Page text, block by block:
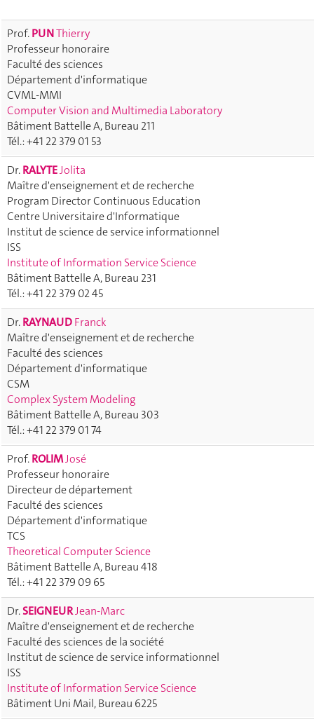
Prof.PUNThierry
Professeur honoraire
Faculté des sciences
Département d'informatique
CVML-MMI
Computer Vision and Multimedia Laboratory
Bâtiment Battelle A, Bureau 211
Tél.: +41 22 379 01 53
Dr.RALYTEJolita
Maître d'enseignement et de recherche
Program Director Continuous Education
Centre Universitaire d'Informatique
Institut de science de service informationnel
ISS
Institute of Information Service Science
Bâtiment Battelle A, Bureau 231
Tél.: +41 22 379 02 45
Dr.RAYNAUDFranck
Maître d'enseignement et de recherche
Faculté des sciences
Département d'informatique
CSM
Complex System Modeling
Bâtiment Battelle A, Bureau 303
Tél.: +41 22 379 01 74
Prof.ROLIMJosé
Professeur honoraire
Directeur de département
Faculté des sciences
Département d'informatique
TCS
Theoretical Computer Science
Bâtiment Battelle A, Bureau 418
Tél.: +41 22 379 09 65
Dr.SEIGNEURJean-Marc
Maître d'enseignement et de recherche
Faculté des sciences de la société
Institut de science de service informationnel
ISS
Institute of Information Service Science
Bâtiment Uni Mail, Bureau 6225